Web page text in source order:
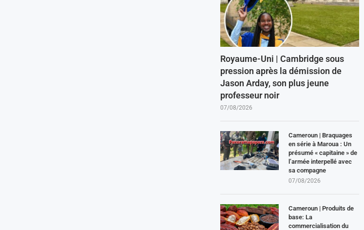
Royaume-Uni | Cambridge sous
pression après la démission de
Jason Arday, son plus jeune
professeur noir
07/08/2026
Cameroun | Braquages
en série à Maroua : Un
présumé « capitaine » de
l’armée interpellé avec
sa compagne
07/08/2026
Cameroun | Produits de
base: La
commercialisation du